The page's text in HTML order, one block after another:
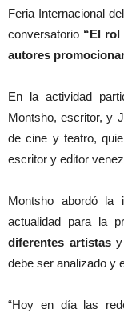
Feria Internacional
conversatorio “El rol
autores
En la actividad
Montsho, escritor, y
de cine y teatro,
escritor y editor
Montsho abordó la
actualidad para la
diferentes artistasy
debe ser analizado y
“Hoy en día las